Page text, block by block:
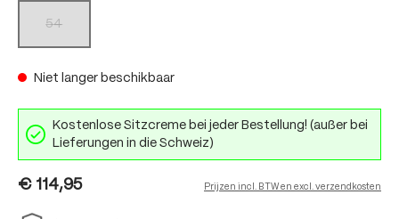
54
Niet langer beschikbaar
Kostenlose Sitzcreme bei jeder Bestellung! (außer bei
Lieferungen in die Schweiz)
€ 114,95 Prijzen incl. BTW en excl. verzendkosten